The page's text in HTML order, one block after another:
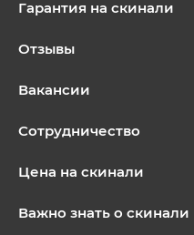
Гарантия на скинали
Отзывы
Вакансии
Сотрудничество
Цена на скинали
Важно знать о скинали